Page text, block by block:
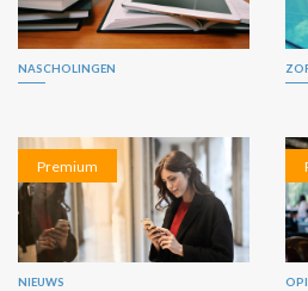
NASCHOLINGEN
Premium
NIEUWS